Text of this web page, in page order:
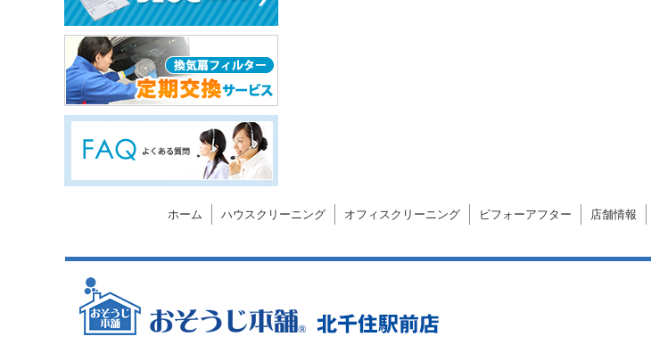
ホーム ハウスクリーニング オフィスクリーニング ビフォーアフター 店舗情報